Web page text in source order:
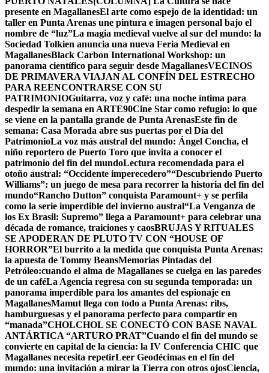
presente en MagallanesEl arte como espejo de la identidad: un
taller en Punta Arenas une pintura e imagen personal bajo el
nombre de “luz”La magia medieval vuelve al sur del mundo: la
Sociedad Tolkien anuncia una nueva Feria Medieval en
MagallanesBlack Carbon International Workshop: un
panorama científico para seguir desde MagallanesVECINOS
DE PRIMAVERA VIAJAN AL CONFÍN DEL ESTRECHO
PARA REENCONTRARSE CON SU
PATRIMONIOGuitarra, voz y café: una noche íntima para
despedir la semana en ARTE90Cine Star como refugio: lo que
se viene en la pantalla grande de Punta ArenasEste fin de
semana: Casa Morada abre sus puertas por el Día del
PatrimonioLa voz más austral del mundo: Ángel Concha, el
niño reportero de Puerto Toro que invita a conocer el
patrimonio del fin del mundoLectura recomendada para el
otoño austral: “Occidente imperecedero”“Descubriendo Puerto
Williams”: un juego de mesa para recorrer la historia del fin del
mundo“Rancho Dutton” conquista Paramount+ y se perfila
como la serie imperdible del invierno austral“La Venganza de
los Ex Brasil: Supremo” llega a Paramount+ para celebrar una
década de romance, traiciones y caosBRUJAS Y RITUALES
SE APODERAN DE PLUTO TV CON “HOUSE OF
HORROR”El burrito a la medida que conquista Punta Arenas:
la apuesta de Tommy BeansMemorias Pintadas del
Petróleo:cuando el alma de Magallanes se cuelga en las paredes
de un caféLa Agencia regresa con su segunda temporada: un
panorama imperdible para los amantes del espionaje en
MagallanesMamut llega con todo a Punta Arenas: ribs,
hamburguesas y el panorama perfecto para compartir en
“manada”CHOLCHOL SE CONECTÓ CON BASE NAVAL
ANTÁRTICA “ARTURO PRAT”Cuando el fin del mundo se
convierte en capital de la ciencia: la IV Conferencia CHIC que
Magallanes necesita repetirLeer Geodécimas en el fin del
mundo: una invitación a mirar la Tierra con otros ojosCiencia,